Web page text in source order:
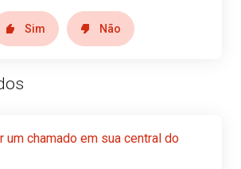
Sim Não
um chamado em sua central do